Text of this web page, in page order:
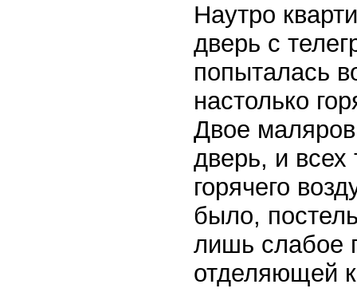
Наутро
дверь с
попыталась
настолько
Двое
дверь, и всех
горячего
было,
лишь слабое
отделяющей